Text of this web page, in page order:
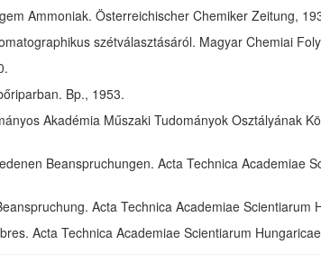
Ammoniak. Österreichischer Chemiker Zeitung,
szétválasztásáról. Magyar Chemiai
Bp., 1953.
Akadémia Műszaki Tudományok Osztályának
Beanspruchungen. Acta Technica Academiae
Acta Technica Academiae Scientiarum
Acta Technica Academiae Scientiarum